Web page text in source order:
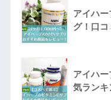
アイハ
グ！口コ
アイハ
気ランキ